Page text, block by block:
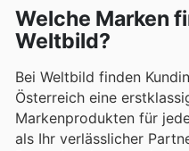
Welche Marken
Weltbild?
Bei Weltbild finden
Österreich eine
Markenprodukten für
als Ihr verlässlicher